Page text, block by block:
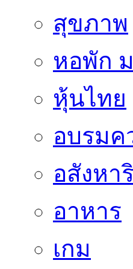
สุขภาพ
หอพัก
หุ้นไทย
อบรมค
อสังหา
อาหาร
เกม